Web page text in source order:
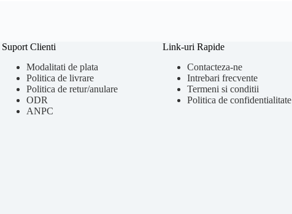
Suport Clienti
Modalitati de plata
Politica de livrare
Politica de retur/anulare
ODR
ANPC
Link-uri Rapide
Contacteza-ne
Intrebari frecvente
Termeni si conditii
Politica de confidentialitate